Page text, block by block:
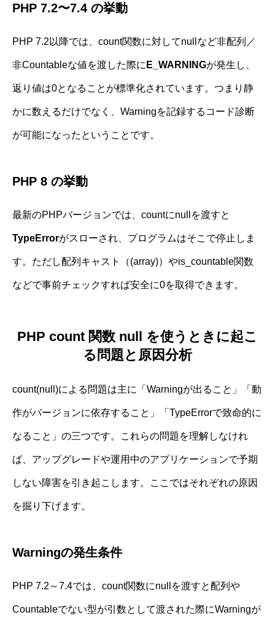
PHP 7.2〜7.4 の挙動
PHP 7.2以降では、count関数に対してnullなど非配列／
非Countableな値を渡した際に E_WARNINGが発生し、
返り値は0となることが標準化されています。つまり静
かに数えるだけでなく、Warningを記録するコード診断
が可能になったということです。
PHP 8 の挙動
最新のPHPバージョンでは、countにnullを渡すと
TypeErrorがスローされ、プログラムはそこで停止しま
す。ただし配列キャスト（(array)）やis_countable関数
などで事前チェックすれば安全に0を取得できます。
PHP count 関数 null を使うときに起こ
る問題と原因分析
count(null)による問題は主に「Warningが出ること」「動
作がバージョンに依存すること」「TypeErrorで致命的に
なること」の三つです。これらの問題を理解しなけれ
ば、アップグレードや運用中のアプリケーションで予期
しない障害を引き起こします。ここではそれぞれの原因
を掘り下げます。
Warningの発生条件
PHP 7.2～7.4では、count関数にnullを渡すと配列や
Countableでない型が引数として渡された際にWarningが